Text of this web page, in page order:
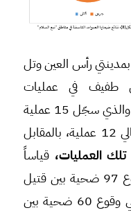
رأس العين وتل
طفيف في عمليات
الاغتيالات، قياساً بالتقرير السابق، والذي سجّل 15 عملية
اغتيال، في حين سجّل التقرير الحالي 12 عملية، بالمقابل
العمليات، قياساً
بالتقرير السابق، والذي سجّل وقوع 97 ضحية بين قتيل
وجريح، في حين رصد التقرير الحالي وقوع 60 ضحية بين